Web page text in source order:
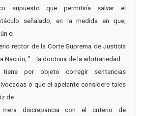
supuesto que permitiría salvar el
señalado, en la medida en que,
el
rector de la Corte Suprema de Justicia
Nación, "... la doctrina de la arbitrariedad
por objeto corregir sentencias
o que el apelante considere tales
de
discrepancia con el criterio de